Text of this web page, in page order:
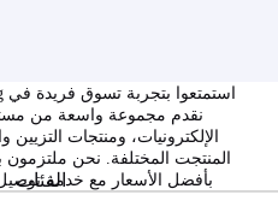
نقدم مجموعة واسعة من
الإلكترونيات، ومنتجات التزيين
المنتجت المختلفة. نحن ملتزمون
بأفضل الأسعار مع خدمةالفئات